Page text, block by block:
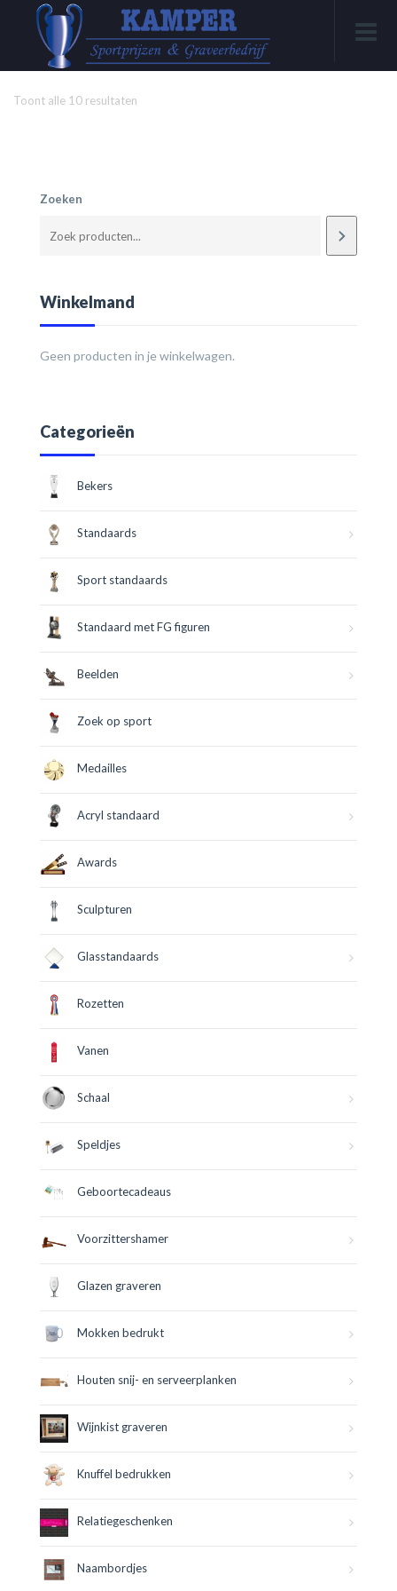
Toont alle 10 resultaten
Zoeken
Winkelmand
Geen producten in je winkelwagen.
Categorieën
Bekers
Standaards
Sport standaards
Standaard met FG figuren
Beelden
Zoek op sport
Medailles
Acryl standaard
Awards
Sculpturen
Glasstandaards
Rozetten
Vanen
Schaal
Speldjes
Geboortecadeaus
Voorzittershamer
Glazen graveren
Mokken bedrukt
Houten snij- en serveerplanken
Wijnkist graveren
Knuffel bedrukken
Relatiegeschenken
Naambordjes